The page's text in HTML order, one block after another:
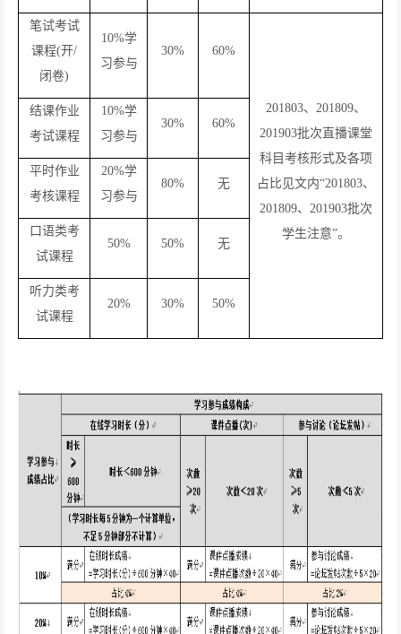
笔试考试
课程(开/
闭卷)
10%学
习参与
30% 60%
201803、 201809、
201903批次直播课堂
科目考核形式及各项
占比见文内“201803、
201809、 201903批次
学生注意”。
结课作业
考试课程
10%学
习参与
30% 60%
平时作业
考核课程
20%学
习参与
80% 无
口语类考
试课程
50% 50% 无
听力类考
试课程
20% 30% 50%